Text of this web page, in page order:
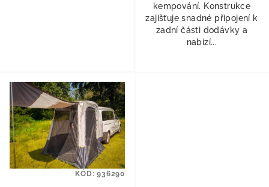
kempování. Konstrukce
zajišťuje snadné připojení k
zadní části dodávky a
nabízí...
KÓD:936290